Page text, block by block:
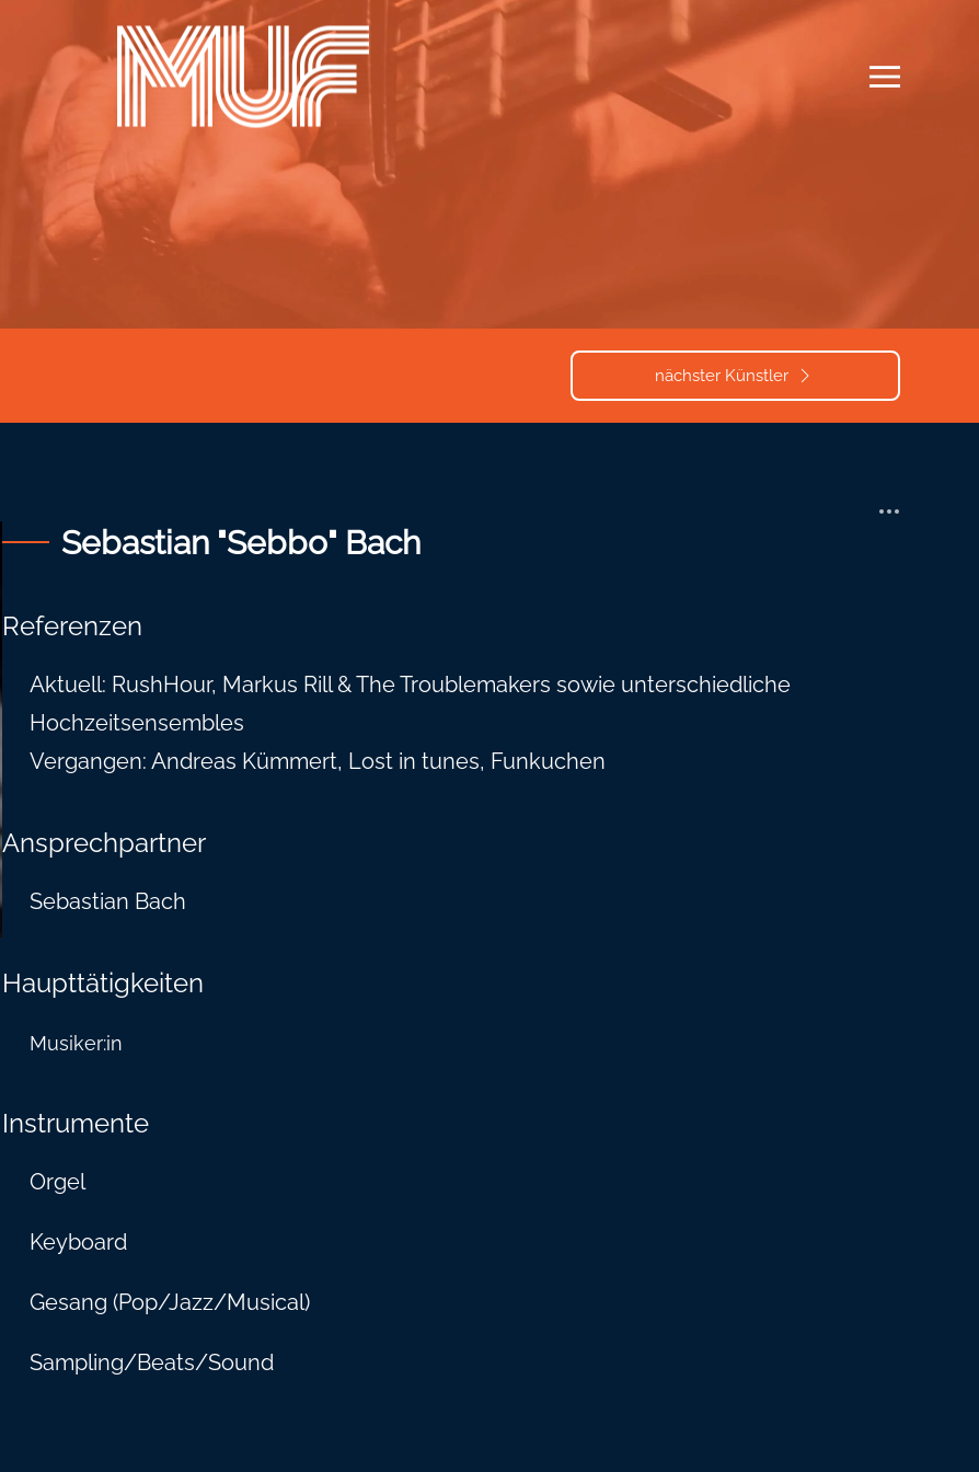
nächster Künstler
Sebastian "Sebbo" Bach
Referenzen
Aktuell: RushHour, Markus Rill & The Troublemakers sowie unterschiedliche
Hochzeitsensembles
Vergangen: Andreas Kümmert, Lost in tunes, Funkuchen
Ansprechpartner
Sebastian Bach
Haupttätigkeiten
Musiker:in
Instrumente
Orgel
Keyboard
Gesang (Pop/Jazz/Musical)
Sampling/Beats/Sound